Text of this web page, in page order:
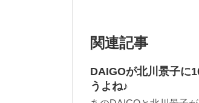
関連記事
DAIGOが北川景子に
うよね♪